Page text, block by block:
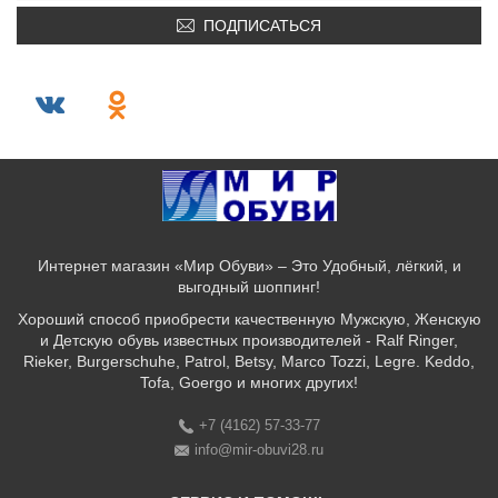
ПОДПИСАТЬСЯ
Интернет магазин «Мир Обуви» – Это Удобный, лёгкий, и
выгодный шоппинг!
Хороший способ приобрести качественную Мужскую, Женскую
и Детскую обувь известных производителей - Ralf Ringer,
Rieker, Burgerschuhe, Patrol, Betsy, Marco Tozzi, Legre. Keddo,
Tofa, Goergo и многих других!
+7 (4162) 57-33-77
info@mir-obuvi28.ru